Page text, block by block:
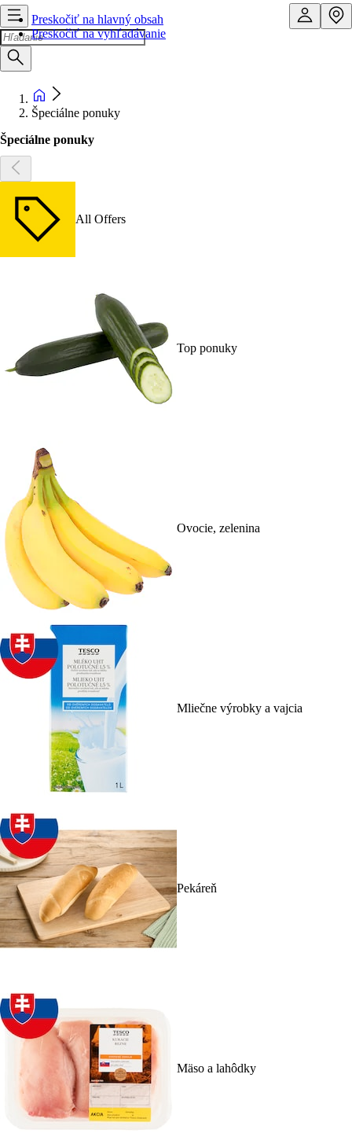
Preskočiť na hlavný obsah
Preskočiť na vyhľadávanie
Špeciálne ponuky
Špeciálne ponuky
All Offers
Top ponuky
Ovocie, zelenina
Mliečne výrobky a vajcia
Pekáreň
Mäso a lahôdky